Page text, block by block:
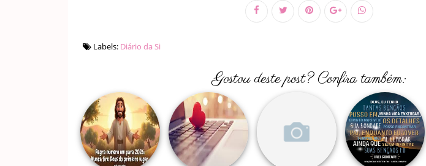
Labels: Diário da Si
Gostou deste post? Confira também: